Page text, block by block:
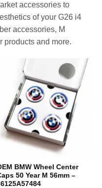
accessories to
of your G26 i4
accessories, M
products and more.
BMW Wheel Center
50 Year M 56mm –